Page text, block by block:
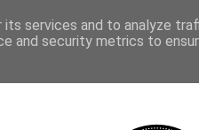
DATENSCHUTZ
services and to analyze
and security metrics to